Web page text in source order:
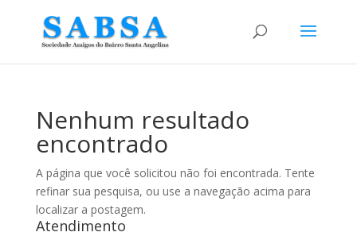
Nenhum resultado
encontrado
A página que você solicitou não foi encontrada. Tente
refinar sua pesquisa, ou use a navegação acima para
localizar a postagem.
Atendimento